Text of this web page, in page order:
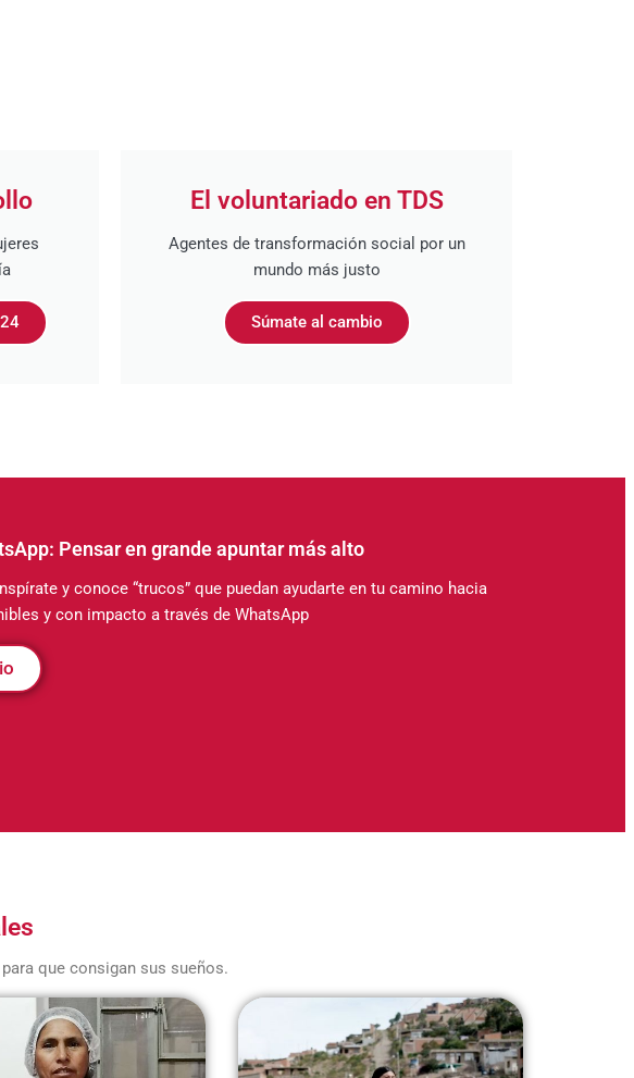
El voluntariado en TDS
Agentes de transformación social por un
mundo más justo
Súmate al cambio
Pensar en grande apuntar más alto
y conoce “trucos” que puedan ayudarte en tu camino hacia
y con impacto a través de WhatsApp
que consigan sus sueños.